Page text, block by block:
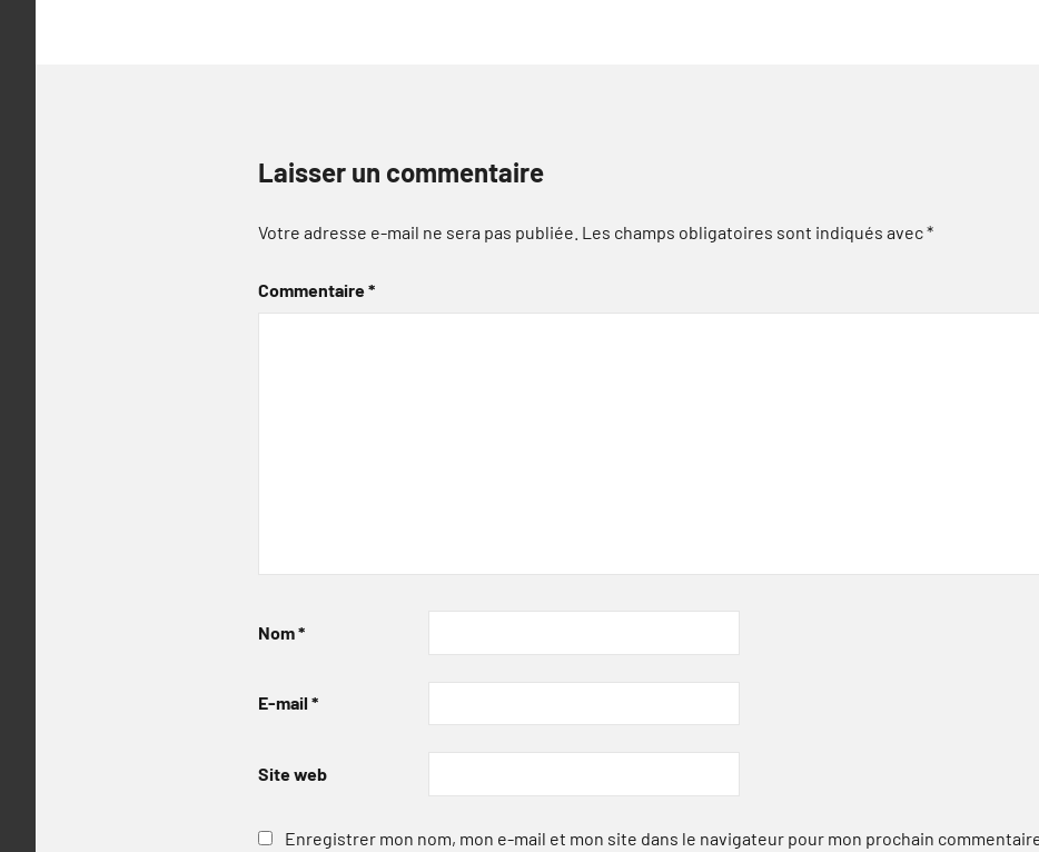
Laisser un commentaire
Votre adresse e-mail ne sera pas publiée. Les champs obligatoires sont indiqués avec*
Commentaire*
Nom*
E-mail *
Site web
Enregistrer mon nom, mon e-mail et mon site dans le navigateur pour mon prochain